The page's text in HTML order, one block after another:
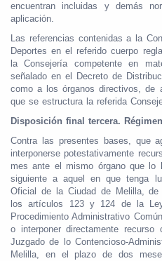
encuentran incluidas y demás
aplicación.
Las referencias contenidas a la
Deportes en el referido cuerpo
la Consejería competente en
señalado en el Decreto de
como a los órganos directivos, de
que se estructura la referida
Disposición final tercera.
Contra las presentes bases, que
interponerse potestativamente
mes ante el mismo órgano que
siguiente a aquel en que tenga
Oficial de la Ciudad de Melilla,
los artículos 123 y 124 de la
Procedimiento Administrativo
o interponer directamente recurso
Juzgado de lo Contencioso-
Melilla, en el plazo de dos